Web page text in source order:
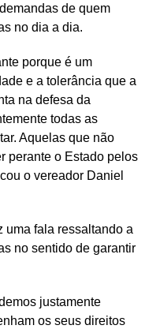
de quem
no dia a dia.
porque é um
e a tolerância que a
na defesa da
todas as
Aquelas que não
perante o Estado pelos
o vereador Daniel
uma fala ressaltando a
no sentido de garantir
justamente
os seus direitos